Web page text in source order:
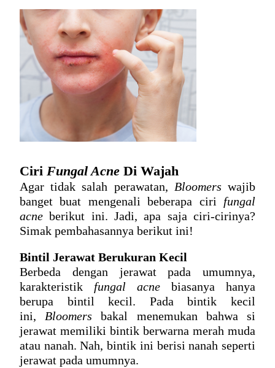
Ciri Fungal Acne Di Wajah
Agar tidak salah perawatan, Bloomers wajib
banget buat mengenali beberapa ciri fungal
acne berikut ini. Jadi, apa saja ciri-cirinya?
Simak pembahasannya berikut ini!
Bintil Jerawat Berukuran Kecil
Berbeda dengan jerawat pada umumnya,
karakteristik fungal acne biasanya hanya
berupa bintil kecil. Pada bintik kecil
ini, Bloomers bakal menemukan bahwa si
jerawat memiliki bintik berwarna merah muda
atau nanah. Nah, bintik ini berisi nanah seperti
jerawat pada umumnya.